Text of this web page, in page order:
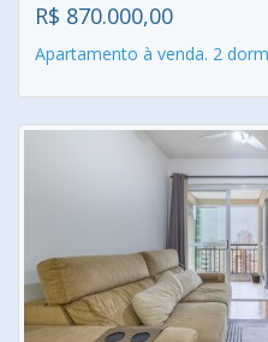
R$ 870.000,00
Apartamento à venda. 2